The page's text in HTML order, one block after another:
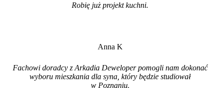
Robię już projekt kuchni.
Anna K
Fachowi doradcy z Arkadia Deweloper pomogli nam dokonać
wyboru mieszkania dla syna, który będzie studiował
w Poznaniu.